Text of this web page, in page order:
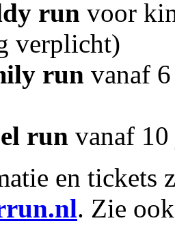
run voor
verplicht)
run vanaf
run vanaf 10
en tickets
. Zie